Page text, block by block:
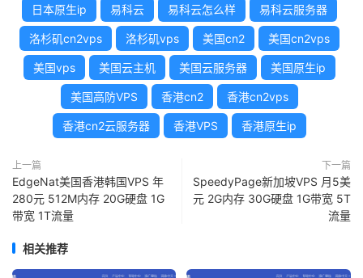
日本原生ip 易科云 易科云怎么样 易科云服务器
洛杉矶cn2vps 洛杉矶vps 美国cn2 美国cn2vps
美国vps 美国云主机 美国云服务器 美国原生ip
美国高防VPS 香港cn2 香港cn2vps
香港cn2云服务器 香港VPS 香港原生ip
上一篇
EdgeNat美国香港韩国VPS 年
280元 512M内存 20G硬盘 1G
带宽 1T流量
下一篇
SpeedyPage新加坡VPS 月5美
元 2G内存 30G硬盘 1G带宽 5T
流量
相关推荐